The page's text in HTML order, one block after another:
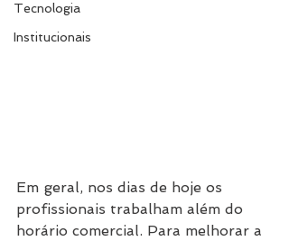
Tecnologia
Institucionais
Em geral, nos dias de hoje os
profissionais trabalham além do
horário comercial. Para melhorar a